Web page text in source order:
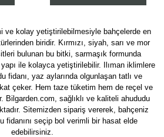
ve kolay yetiştirilebilmesiyle bahçelerde en
biridir. Kırmızı, siyah, sarı ve mor
bulunan bu bitki, sarmaşık formunda
ile kolayca yetiştirilebilir. Ilıman iklimlere
fidanı, yaz aylarında olgunlaşan tatlı ve
çeker. Hem taze tüketim hem de reçel ve
Bilgarden.com, sağlıklı ve kaliteli ahududu
Sitemizden sipariş vererek, bahçeniz
fidanını seçip bol verimli bir hasat elde
edebilirsiniz.